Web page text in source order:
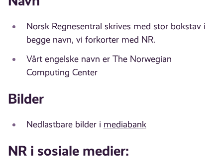
Norsk Regnesentral skrives med stor bokstav i
begge navn, vi forkorter med NR.
Vårt engelske navn er The Norwegian
Computing Center
Bilder
Nedlastbare bilder i mediabank
NR i sosiale medier: